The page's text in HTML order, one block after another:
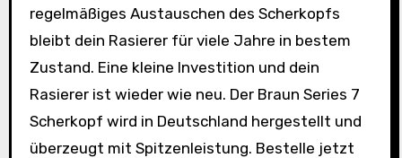
regelmäßiges Austauschen des Scherkopfs
bleibt dein Rasierer für viele Jahre in bestem
Zustand. Eine kleine Investition und dein
Rasierer ist wieder wie neu. Der Braun Series 7
Scherkopf wird in Deutschland hergestellt und
überzeugt mit Spitzenleistung. Bestelle jetzt